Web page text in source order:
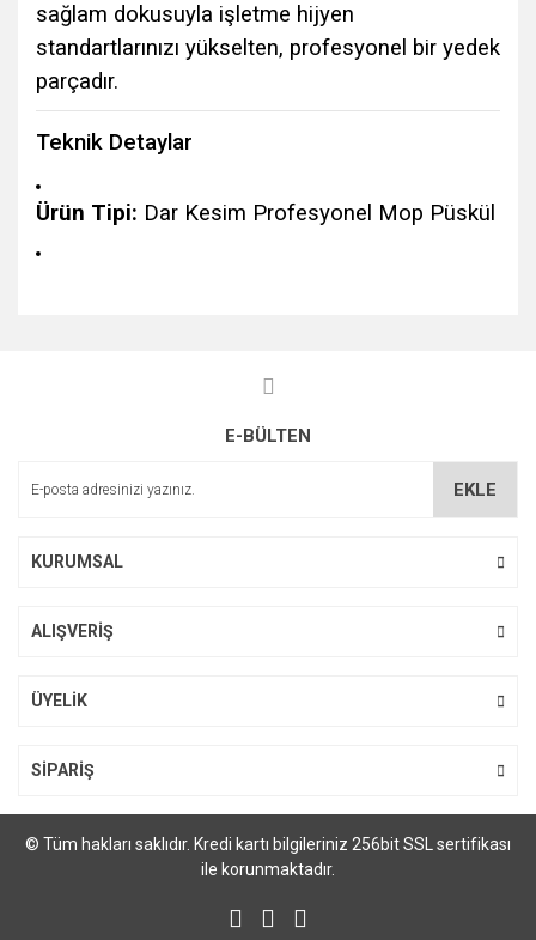
sağlam dokusuyla işletme hijyen
standartlarınızı yükselten, profesyonel bir yedek
parçadır.
Teknik Detaylar
Ürün Tipi: Dar Kesim Profesyonel Mop Püskül
Yorum Yaz
Görüş ve önerileriniz için teşekkür ederiz.
Ürün açıklamasında eksik bilgiler bulunuyor.
Ürün fiyatı diğer sitelerden daha pahalı.
E-BÜLTEN
EKLE
KURUMSAL
ALIŞVERİŞ
ÜYELİK
SİPARİŞ
© Tüm hakları saklıdır. Kredi kartı bilgileriniz 256bit SSL sertifikası
ile korunmaktadır.